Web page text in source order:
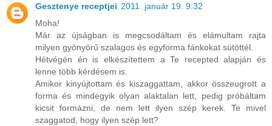
Gesztenye receptjei 2011. január 19. 9:32
Moha!
Már az újságban is megcsodáltam és elámultam rajta
milyen gyönyörű szalagos és egyforma fánkokat sütöttél.
Hétvégén én is elkészítettem a Te recepted alapján és
lenne több kérdésem is.
Amikor kinyújtottam és kiszaggattam, akkor összeugrott a
forma és mindegyik olyan alaktalan lett, pedig próbáltam
kicsit formázni, de nem lett ilyen szép kerek. Te mivel
szaggatod, hogy ilyen szép lett?